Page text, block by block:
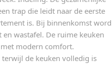
trap die leidt naar de eerste
is. Bij binnenkomst word
wastafel. De ruime keuken
modern comfort.
de keuken volledig is